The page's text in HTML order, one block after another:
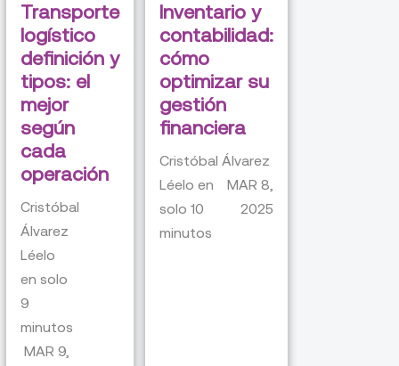
Transporte
logístico
definición y
tipos: el
mejor
según
cada
operación
Cristóbal
Álvarez
Léelo
en solo
9
minutos
MAR 9,
Inventario y
contabilidad:
cómo
optimizar su
gestión
financiera
Cristóbal Álvarez
Léelo en
solo10
minutos
MAR 8,
2025